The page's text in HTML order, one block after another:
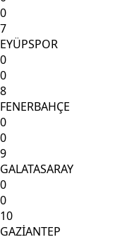
0
7
EYÜPSPOR
0
0
8
FENERBAHÇE
0
0
9
GALATASARAY
0
0
10
GAZİANTEP